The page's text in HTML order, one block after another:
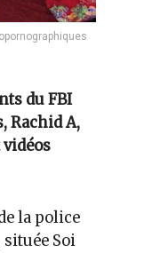
du FBI
Rachid A,
la police
Soi